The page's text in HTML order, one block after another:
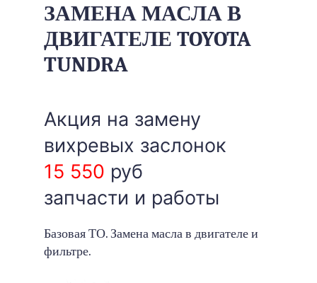
ЗАМЕНА МАСЛА В
ДВИГАТЕЛЕ TOYOTA
TUNDRA
Акция на замену
вихревых заслонок
15 550 руб
запчасти и работы
Базовая ТО. Замена масла в двигателе и
фильтре.